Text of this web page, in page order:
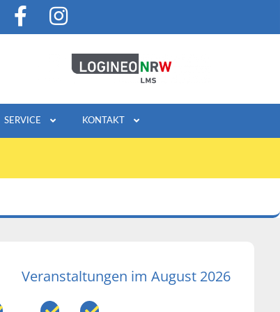
SERVICE KONTAKT
Veranstaltungen im August 2026